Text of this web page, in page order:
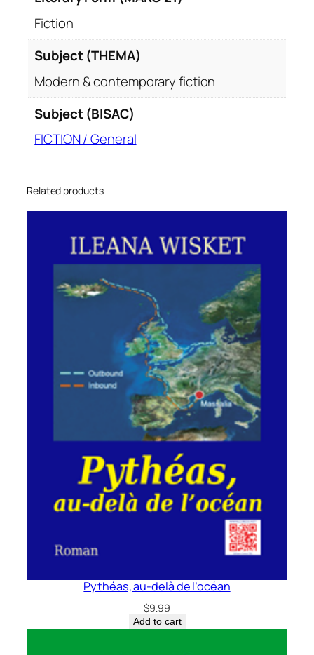
Fiction
Subject (THEMA)
Modern & contemporary fiction
Subject (BISAC)
FICTION / General
Related products
Pythéas, au-delà de l’océan
$9.99
Add to cart